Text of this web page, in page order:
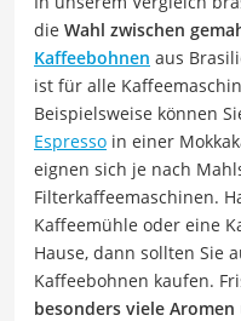
die Wahl zwischen
Kaffeebohnen aus
ist für alle
Beispielsweise können
Espresso in einer
eignen sich je nach
Filterkaffeemaschinen.
Kaffeemühle oder eine
Hause, dann sollten Sie
Kaffeebohnen kaufen.
besonders viele